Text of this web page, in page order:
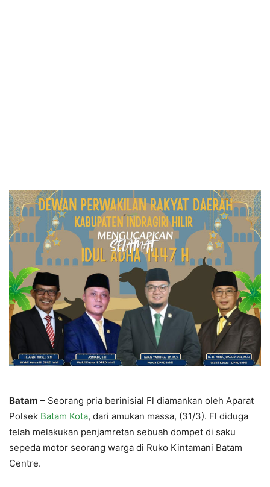
Batam – Seorang pria berinisial Fl diamankan oleh Aparat
Polsek Batam Kota, dari amukan massa, (31/3). Fl diduga
telah melakukan penjamretan sebuah dompet di saku
sepeda motor seorang warga di Ruko Kintamani Batam
Centre.